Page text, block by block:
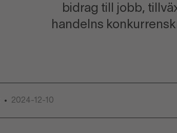
bidrag till jobb,
handelns
• 2024-12-10